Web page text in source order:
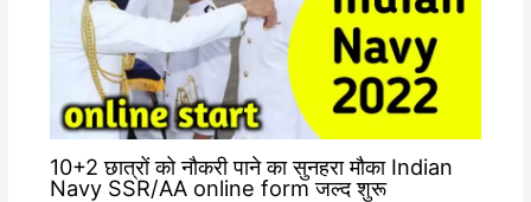
10+2 छात्रों को नौकरी पाने का सुनहरा मौका Indian
Navy SSR/AA online form जल्द शुरू